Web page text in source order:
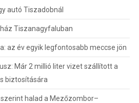
autó Tiszadobnál
Tiszanagyfaluban
az év egyik legfontosabb meccse jön
Már 2 millió liter vizet szállított a
biztosítására
halad a Mezőzombor–